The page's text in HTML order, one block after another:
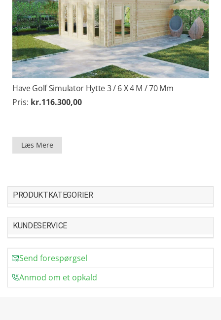
Have Golf Simulator Hytte 3 / 6 X 4 M / 70 Mm
Pris: kr.116.300,00
Læs Mere
PRODUKTKATEGORIER
KUNDESERVICE
Send forespørgsel
Anmod om et opkald